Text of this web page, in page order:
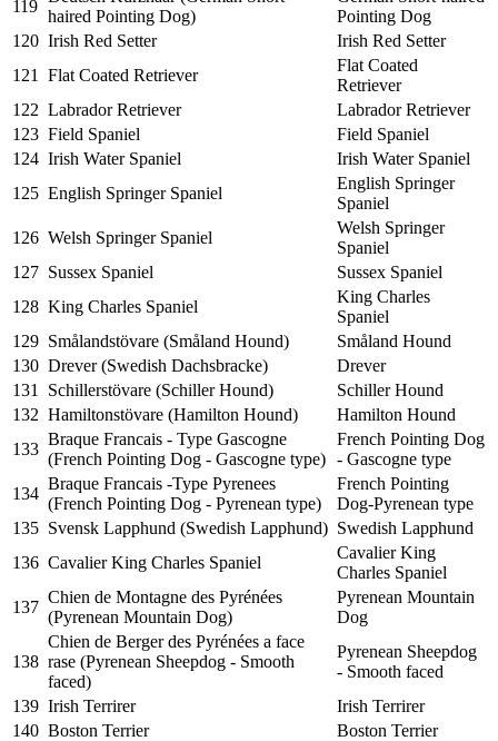
119
haired Pointing Dog)
Pointing Dog
120 Irish Red Setter
Irish Red Setter
121
Flat Coated Retriever
Flat Coated
Retriever
122 Labrador Retriever
Labrador Retriever
123 Field Spaniel
Field Spaniel
124 Irish Water Spaniel
Irish Water Spaniel
125 English Springer Spaniel
English Springer
Spaniel
126 Welsh Springer Spaniel
Welsh Springer
Spaniel
127 Sussex Spaniel
Sussex Spaniel
128 King Charles Spaniel
King Charles
Spaniel
129 Smålandstövare (Småland Hound)
Småland Hound
130 Drever (Swedish Dachsbracke)
Drever
131
Schillerstövare (Schiller Hound)
Schiller Hound
132 Hamiltonstövare (Hamilton Hound)
Hamilton Hound
133
Braque Francais - Type Gascogne
(French Pointing Dog - Gascogne type)
French Pointing Dog
- Gascogne type
134
Braque Francais -Type Pyrenees
(French Pointing Dog - Pyrenean type)
French Pointing
Dog-Pyrenean type
135 Svensk Lapphund (Swedish Lapphund) Swedish Lapphund
136 Cavalier King Charles Spaniel
Cavalier King
Charles Spaniel
137
Chien de Montagne des Pyrénées
(Pyrenean Mountain Dog)
Pyrenean Mountain
Dog
138
Chien de Berger des Pyrénées a face
rase (Pyrenean Sheepdog - Smooth
faced)
Pyrenean Sheepdog
- Smooth faced
139 Irish Terrirer
Irish Terrirer
140 Boston Terrier
Boston Terrier